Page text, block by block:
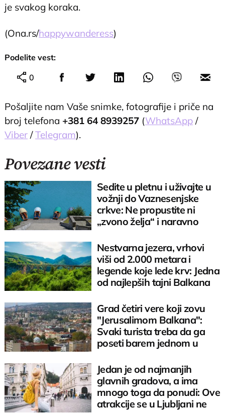
je svakog koraka.
(Ona.rs/happywanderess)
Podelite vest:
0
Pošaljite nam Vaše snimke, fotografije i priče na
broj telefona +381 64 8939257 (WhatsApp /
Viber /Telegram).
Povezane vesti
Sedite u pletnu i uživajte u
vožnji do Vaznesenjske
crkve: Ne propustite ni
„zvono želja“ i naravno
Nestvarna jezera, vrhovi
viši od 2.000 metara i
legende koje lede krv: Jedna
od najlepših tajni Balkana
Grad četiri vere koji zovu
"Jerusalimom Balkana":
Svaki turista treba da ga
poseti barem jednom u
Jedan je od najmanjih
glavnih gradova, a ima
mnogo toga da ponudi: Ove
atrakcije se u Ljubljani ne